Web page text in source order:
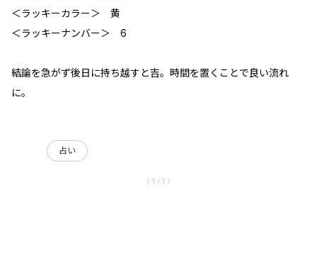
＜ラッキーカラー＞ 黄
＜ラッキーナンバー＞ 6
結論を急がず後日に持ち越すと吉。時間を置くことで良い流れ
に。
占い
〈 1 / 1 〉